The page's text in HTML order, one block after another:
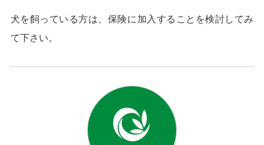
犬を飼っている方は、保険に加入することを検討してみ
て下さい。